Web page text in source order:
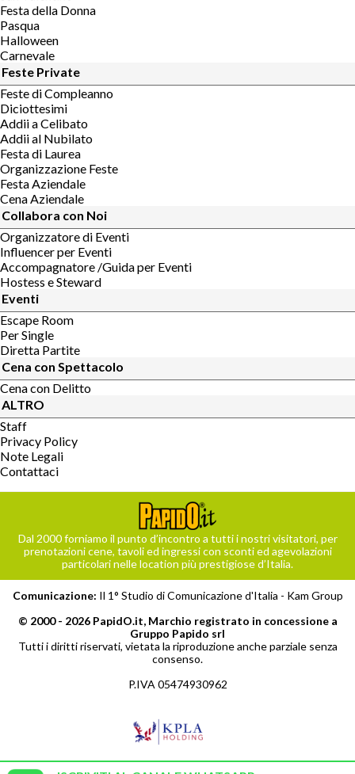
Festa della Donna
Pasqua
Halloween
Carnevale
Feste Private
Feste di Compleanno
Diciottesimi
Addii a Celibato
Addii al Nubilato
Festa di Laurea
Organizzazione Feste
Festa Aziendale
Cena Aziendale
Collabora con Noi
Organizzatore di Eventi
Influencer per Eventi
Accompagnatore /Guida per Eventi
Hostess e Steward
Eventi
Escape Room
Per Single
Diretta Partite
Cena con Spettacolo
Cena con Delitto
ALTRO
Staff
Privacy Policy
Note Legali
Contattaci
Dal 2000 forniamo il punto d’incontro a tutti i nostri visitatori, per
prenotazioni cene, tavoli ed ingressi con sconti ed agevolazioni
particolari nelle location più prestigiose d’Italia.
Comunicazione: Il 1° Studio di Comunicazione d'Italia - Kam Group
© 2000 - 2026 PapidO.it, Marchio registrato in concessione a
Gruppo Papido srl
Tutti i diritti riservati, vietata la riproduzione anche parziale senza
consenso.
P.IVA 05474930962